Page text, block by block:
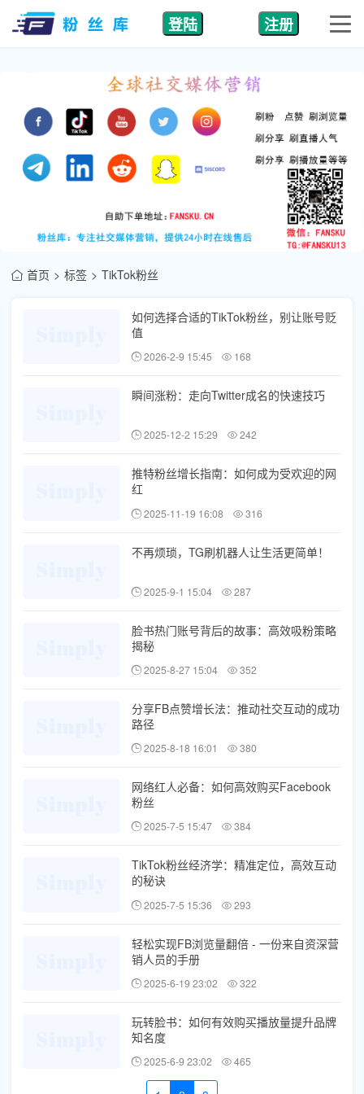
登陆 注册
首页 标签 TikTok粉丝
如何选择合适的TikTok粉丝，别让账号贬
值
2026-2-9 15:45 168
瞬间涨粉：走向Twitter成名的快速技巧
2025-12-2 15:29 242
推特粉丝增长指南：如何成为受欢迎的网
红
2025-11-19 16:08 316
不再烦琐，TG刷机器人让生活更简单！
2025-9-1 15:04 287
脸书热门账号背后的故事：高效吸粉策略
揭秘
2025-8-27 15:04 352
分享FB点赞增长法：推动社交互动的成功
路径
2025-8-18 16:01 380
网络红人必备：如何高效购买Facebook
粉丝
2025-7-5 15:47 384
TikTok粉丝经济学：精准定位，高效互动
的秘诀
2025-7-5 15:36 293
轻松实现FB浏览量翻倍 - 一份来自资深营
销人员的手册
2025-6-19 23:02 322
玩转脸书：如何有效购买播放量提升品牌
知名度
2025-6-9 23:02 465